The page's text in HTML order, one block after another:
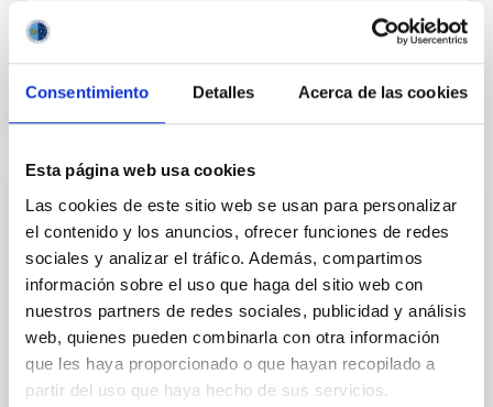
Consentimiento Detalles Acerca de las cookies
Esta página web usa cookies
Las cookies de este sitio web se usan para personalizar
el contenido y los anuncios, ofrecer funciones de redes
sociales y analizar el tráfico. Además, compartimos
información sobre el uso que haga del sitio web con
nuestros partners de redes sociales, publicidad y análisis
web, quienes pueden combinarla con otra información
que les haya proporcionado o que hayan recopilado a
partir del uso que haya hecho de sus servicios.
y verificación de fibras ópticas y sus aplicaciones.
Diseño y desarrollo de sistemas de
comunicaciones ópticas por láser
Desde su participación inicial en el proyecto de
Estación Óptica Terrestre de la Agencia Europea del
Espacio, el IAC es un referente en el estudio y
caracterización de las comunicaciones ópticas desde
Tierra con satélites artificiales.